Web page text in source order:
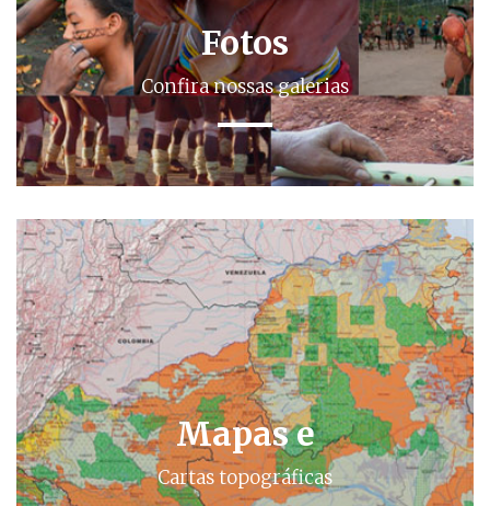
Fotos
Confira nossas galerias
Mapas e
Cartas topográficas